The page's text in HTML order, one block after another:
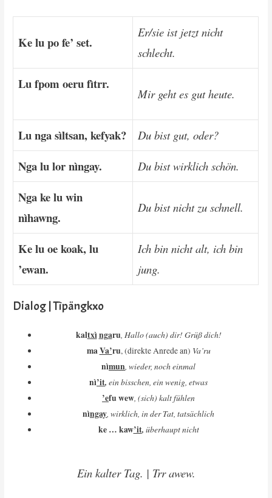
Ke lu po fe’ set.
Er/sie ist jetzt nicht
schlecht.
Lu fpom oeru fìtrr.
Mir geht es gut heute.
Lu nga sìltsan, kefyak? Du bist gut, oder?
Nga lu lor nìngay. Du bist wirklich schön.
Nga ke lu win
nìhawng.
Du bist nicht zu schnell.
Ke lu oe koak, lu
’ewan.
Ich bin nicht alt, ich bin
jung.
Dialog | Tìpängkxo
kaltxìngaru , Hallo (auch) dir! Grüß dich!
maVa’ru, (direkte Anrede an) Va’ru
nìmun , wieder, noch einmal
nì’it,ein bisschen, ein wenig, etwas
’efu wew , (sich) kalt fühlen
nìngay ,wirklich, in der Tat, tatsächlich
ke … kaw’it, überhaupt nicht
Ein kalter Tag. | Trr awew.